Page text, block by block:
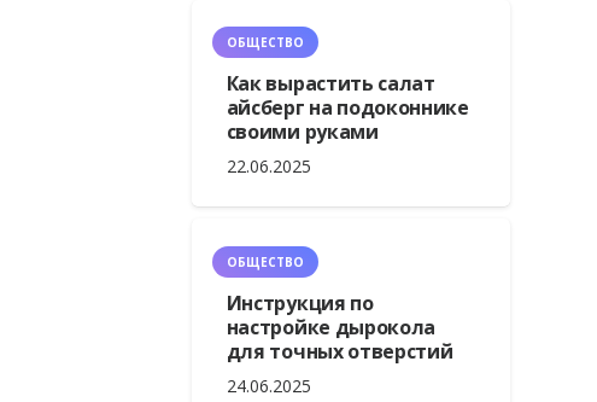
ОБЩЕСТВО
Как вырастить салат
айсберг на подоконнике
своими руками
22.06.2025
ОБЩЕСТВО
Инструкция по
настройке дырокола
для точных отверстий
24.06.2025